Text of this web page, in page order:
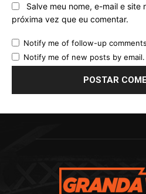
Salve meu nome, e-mail e site
próxima vez que eu comentar.
Notify me of follow-up
Notify me of new posts by email.